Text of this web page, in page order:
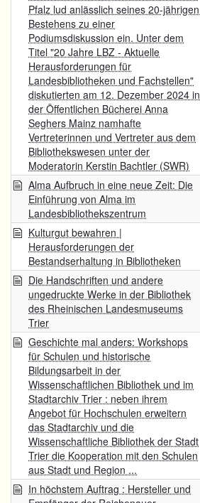
Pfalz lud anlässlich seines 20-jährigen
Bestehens zu einer
Podiumsdiskussion ein. Unter dem
Titel "20 Jahre LBZ - Aktuelle
Herausforderungen für
Landesbibliotheken und Fachstellen"
diskutierten am 12. Dezember 2024 in
der Öffentlichen Bücherei Anna
Seghers Mainz namhafte
Vertreterinnen und Vertreter aus dem
Bibliothekswesen unter der
Moderatorin Kerstin Bachtler (SWR)
Alma Aufbruch in eine neue Zeit: Die
Einführung von Alma im
Landesbibliothekszentrum
Kulturgut bewahren |
Herausforderungen der
Bestandserhaltung in Bibliotheken
Die Handschriften und andere
ungedruckte Werke in der Bibliothek
des Rheinischen Landesmuseums
Trier
Geschichte mal anders: Workshops
für Schulen und historische
Bildungsarbeit in der
Wissenschaftlichen Bibliothek und im
Stadtarchiv Trier : neben ihrem
Angebot für Hochschulen erweitern
das Stadtarchiv und die
Wissenschaftliche Bibliothek der Stadt
Trier die Kooperation mit den Schulen
aus Stadt und Region ...
In höchstem Auftrag : Hersteller und